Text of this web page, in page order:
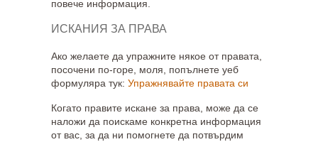
повече информация.
ИСКАНИЯ ЗА ПРАВА
Ако желаете да упражните някое от правата,
посочени по-горе, моля, попълнете уеб
формуляра тук: Упражнявайте правата си
Когато правите искане за права, може да се
наложи да поискаме конкретна информация
от вас, за да ни помогнете да потвърдим